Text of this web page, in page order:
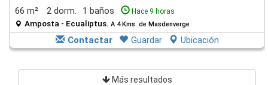
66 m² 2 dorm. 1 baños Hace 9 horas
Amposta - Ecualiptus. A 4 Kms. de Masdenverge
Contactar Guardar Ubicación
Más resultados